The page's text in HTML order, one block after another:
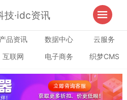
技·idc资讯
产品资讯 数据中心
云服务
互联网 电子商务 织梦CMS